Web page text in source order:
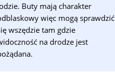
Buty mają charakter
więc mogą sprawdzić
wszędzie tam gdzie
na drodze jest